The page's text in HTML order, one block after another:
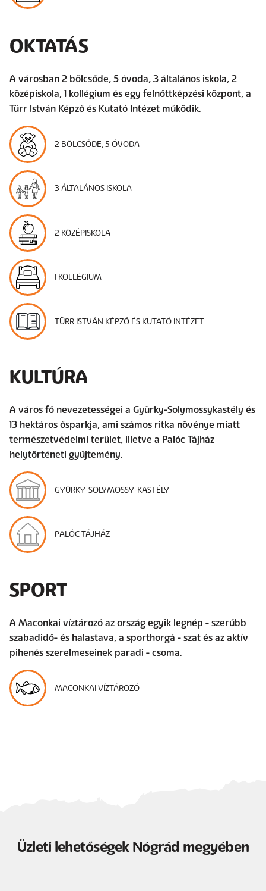
2 BÖLCSŐDE, 5 ÓVODA
3 ÁLTALÁNOS ISKOLA
2 KÖZÉPISKOLA
1 KOLLÉGIUM
TÜRR ISTVÁN KÉPZŐ ÉS KUTATÓ INTÉZET
OKTATÁS
A városban 2 bölcsőde, 5 óvoda, 3 általános iskola, 2
középiskola, 1 kollégium és egy felnőttképzési központ, a
Türr István Képző és Kutató Intézet működik.
GYÜRKY-SOLYMOSSY-KASTÉLY
PALÓC TÁJHÁZ
KULTÚRA
A város fő nevezetességei a Gyürky-Solymossykastély és
13 hektáros ősparkja, ami számos ritka növénye miatt
természetvédelmi terület, illetve a Palóc Tájház
helytörténeti gyűjtemény.
MACONKAI VÍZTÁROZÓ
SPORT
A Maconkai víztározó az ország egyik legnép - szerűbb
szabadidő- és halastava, a sporthorgá - szat és az aktív
pihenés szerelmeseinek paradi - csoma.
Üzleti lehetőségek Nógrád megyében